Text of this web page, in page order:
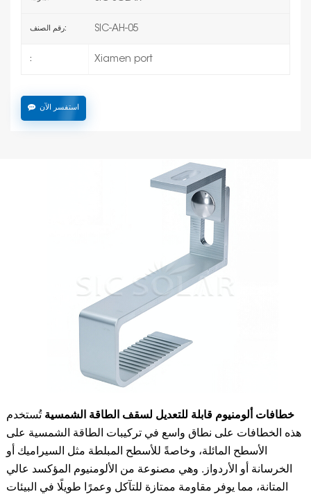
رقم الصنف: SIC-AH-05
: Xiamen port
استفسر الآن
خطافات ألومنيوم قابلة للتعديل لسقف الطاقة الشمسيةتُستخدم
هذه الخطافات على نطاق واسع في تركيبات الطاقة الشمسية على
الأسطح المائلة، وخاصةً للأسطح المبلطة مثل السيراميك أو
الخرسانة أو الأردواز. وهي مصنوعة من الألومنيوم المؤكسد عالي
المتانة، مما يوفر مقاومة ممتازة للتآكل وعمرًا طويلًا في البيئات